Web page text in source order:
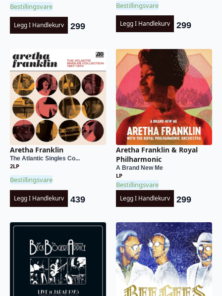
Bestillingsvare
Legg I Handlekurv 299
Bestillingsvare
Legg I Handlekurv 299
Aretha Franklin
The Atlantic Singles Co...
2LP
Bestillingsvare
Legg I Handlekurv 439
Aretha Franklin & Royal
Philharmonic
A Brand New Me
LP
Bestillingsvare
Legg I Handlekurv 299